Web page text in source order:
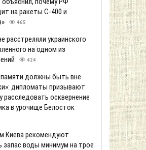
на ракеты С-400 и
465
расстреляли украинского
на одном из
424
должны быть вне
дипломаты призывают
расследовать осквернение
в урочище Белосток
Киева рекомендуют
запас воды минимум на трое